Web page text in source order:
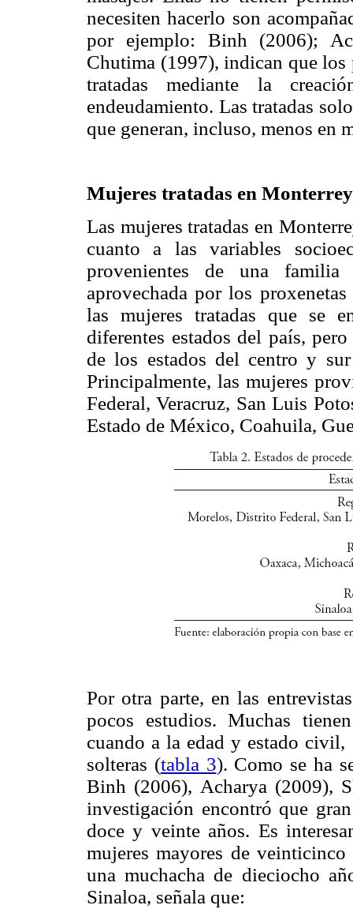
necesiten hacerlo son
por ejemplo: Binh (2006);
Chutima (1997), indican que los
tratadas mediante la
endeudamiento. Las tratadas
que generan, incluso, menos en
Mujeres tratadas en
Las mujeres tratadas en
cuanto a las variables
provenientes de una
aprovechada por los
las mujeres tratadas que se
diferentes estados del país,
de los estados del centro y
Principalmente, las mujeres
Federal, Veracruz, San Luis
Estado de México, Coahuila,
Por otra parte, en las
pocos estudios. Muchas
cuando a la edad y estado
solteras (tabla 3). Como se ha
Binh (2006), Acharya (2009),
investigación encontró que
doce y veinte años. Es
mujeres mayores de
una muchacha de dieciocho
Sinaloa, señala que: